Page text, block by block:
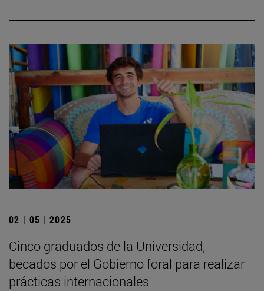
02 | 05 | 2025
Cinco graduados de la Universidad,
becados por el Gobierno foral para realizar
prácticas internacionales